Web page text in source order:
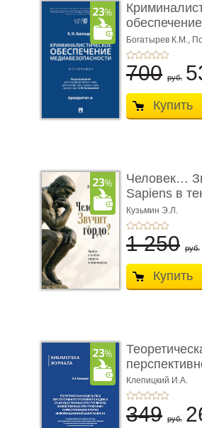
обеспечение
Богатырев К.М.,
700 руб.
Купить
Человек…
Sapiens в
� ...
Кузьмин Э.Л.
1 250 руб.
Купить
Клепицкий И.А.
349 руб.